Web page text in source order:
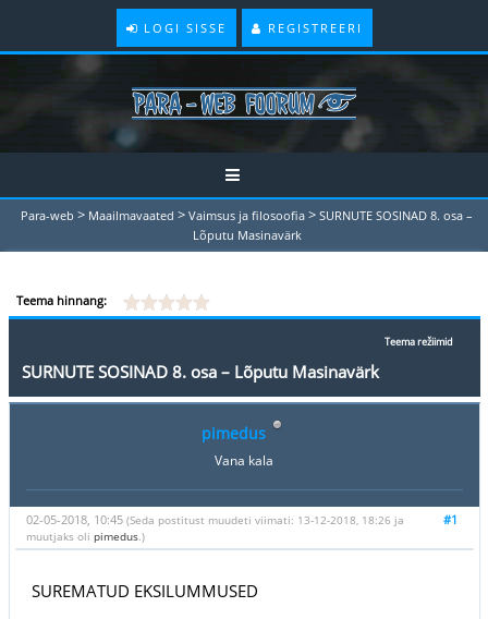
LOGI SISSE REGISTREERI
Para-web > Maailmavaated > Vaimsus ja filosoofia > SURNUTE SOSINAD 8. osa –
Lõputu Masinavärk
Teema hinnang:
Teema režiimid
SURNUTE SOSINAD 8. osa – Lõputu Masinavärk
pimedus
Vana kala
#1
02-05-2018, 10:45 (Seda postitust muudeti viimati: 13-12-2018, 18:26 ja
muutjaks oli pimedus.)
SUREMATUD EKSILUMMUSED